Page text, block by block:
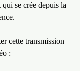
se crée depuis la
cette transmission
: